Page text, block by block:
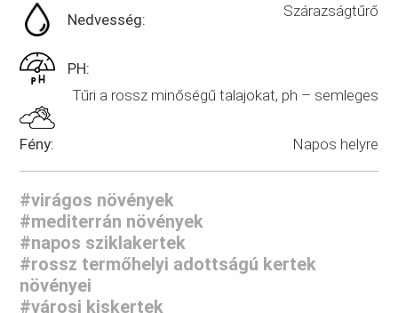
Nedvesség: Szárazságtűrő
PH:
Tűri a rossz minőségű talajokat, ph – semleges
Fény: Napos helyre
#virágos növények
#mediterrán növények
#napos sziklakertek
#rossz termőhelyi adottságú kertek
növényei
#városi kiskertek